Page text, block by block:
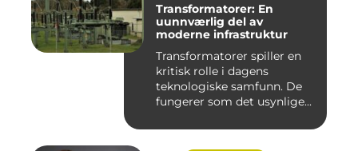
Transformatorer: En
uunnværlig del av
moderne infrastruktur
Transformatorer spiller en
kritisk rolle i dagens
teknologiske samfunn. De
fungerer som det usynlige...